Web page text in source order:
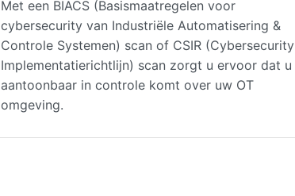
Met een BIACS (Basismaatregelen voor
cybersecurity van Industriële Automatisering &
Controle Systemen) scan of CSIR (Cybersecurity
Implementatierichtlijn) scan zorgt u ervoor dat u
aantoonbaar in controle komt over uw OT
omgeving.